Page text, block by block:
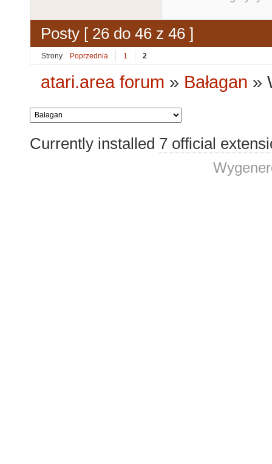
Posty [ 26 do 46 z 46 ]
Strony Poprzednia 1 2
atari.area forum » Bałagan »
Currently installed 7 official